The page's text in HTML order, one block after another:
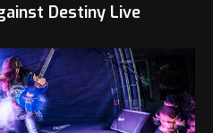
Destiny Live